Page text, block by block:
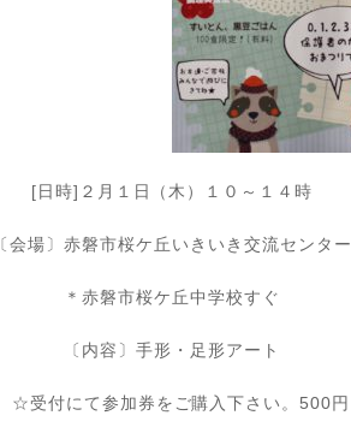
[日時]２月１日（木）１０～１４時
〔会場〕赤磐市桜ケ丘いきいき交流センター
＊赤磐市桜ケ丘中学校すぐ
〔内容〕手形・足形アート
☆受付にて参加券をご購入下さい。500円